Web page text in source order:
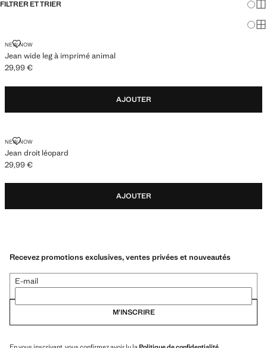
FILTRER ET TRIER
NEW NOW
Jean wide leg à imprimé animal
JEAN WIDE LEG À IMPRIMÉ ANIMAL
Prix actuel [29,99 € ]
29,99 €
AJOUTER
NEW NOW
Jean droit léopard
JEAN DROIT LÉOPARD
Prix actuel [29,99 € ]
29,99 €
AJOUTER
Recevez promotions exclusives, ventes privées et nouveautés
E-mail
M’INSCRIRE